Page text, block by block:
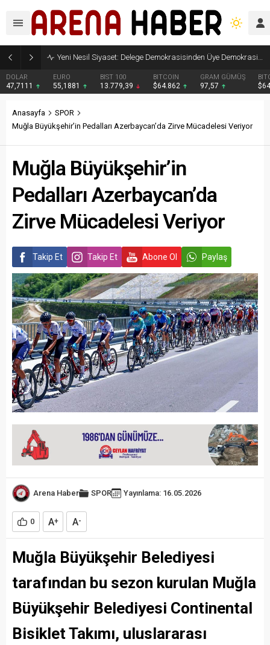
Yeni Nesil Siyaset: Delege Demokrasisinden Üye Demokrasisine
DOLAR
47,7111
EURO
55,1881
BIST 100
13.779,39
BITCOIN
$64.862
GRAM GÜMÜŞ
97,57
Anasayfa
SPOR
Muğla Büyükşehir’in Pedalları Azerbaycan’da Zirve Mücadelesi Veriyor
Muğla Büyükşehir’in
Pedalları Azerbaycan’da
Zirve Mücadelesi Veriyor
Takip Et Takip Et Abone Ol Paylaş
Arena Haber SPOR Yayınlama: 16.05.2026
0 A+ A-
Muğla Büyükşehir Belediyesi
tarafından bu sezon kurulan Muğla
Büyükşehir Belediyesi Continental
Bisiklet Takımı, uluslararası